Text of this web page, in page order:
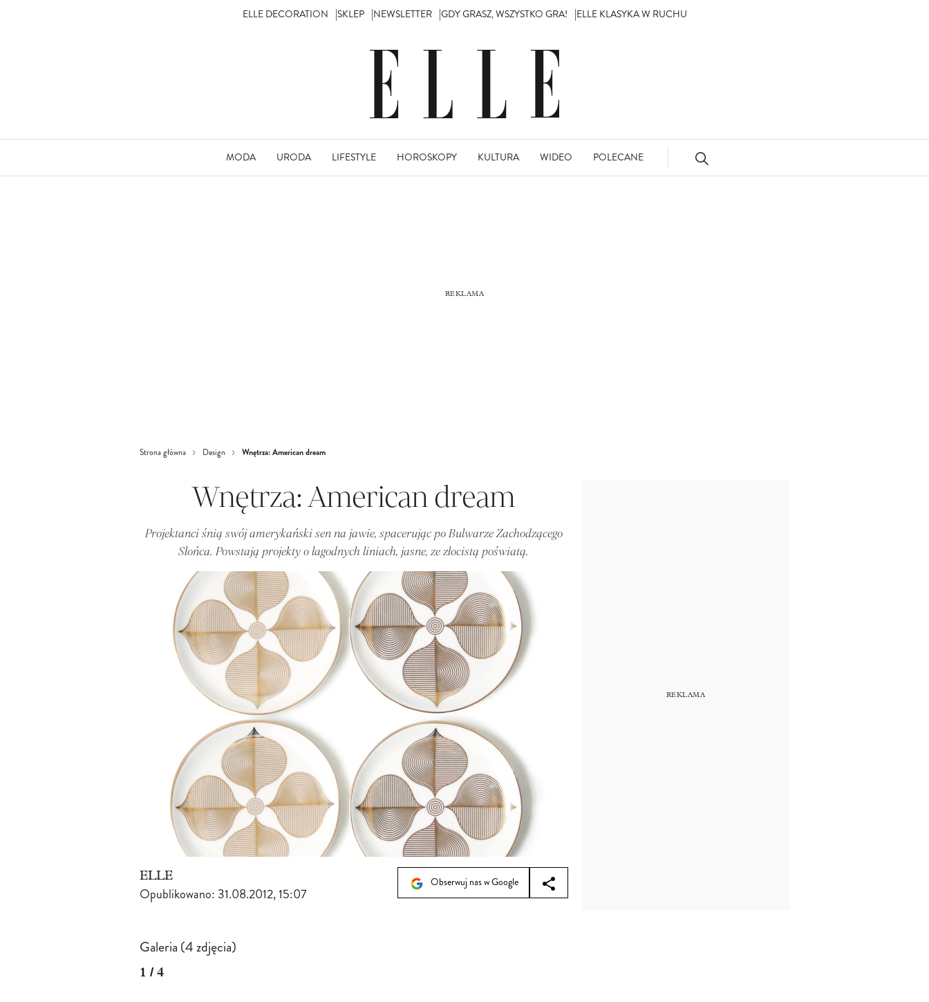
ELLE DECORATION SKLEP NEWSLETTER GDY GRASZ, WSZYSTKO GRA! ELLE KLASYKA W RUCHU
MODA URODA LIFESTYLE HOROSKOPY KULTURA WIDEO POLECANE
Strona główna Design Wnętrza: American dream
Wnętrza: American dream
Projektanci śnią swój amerykański sen na jawie, spacerując po Bulwarze Zachodzącego
Słońca. Powstają projekty o łagodnych liniach, jasne, ze złocistą poświatą.
ELLE
Opublikowano: 31.08.2012, 15:07
Obserwuj nas w Google
Galeria (4 zdjęcia)
1 / 4